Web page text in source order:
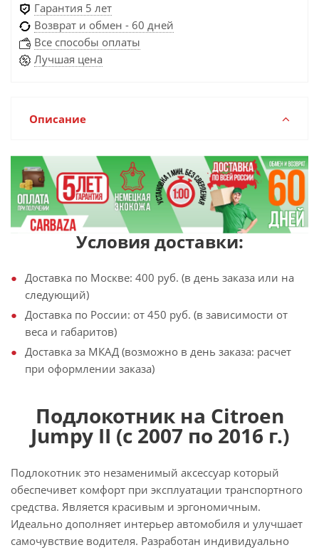
Гарантия 5 лет
Возврат и обмен - 60 дней
Все способы оплаты
Лучшая цена
Описание
Условия доставки:
Доставка по Москве: 400 руб. (в день заказа или на
следующий)
Доставка по России: от 450 руб. (в зависимости от
веса и габаритов)
Доставка за МКАД (возможно в день заказа: расчет
при оформлении заказа)
Подлокотник на Citroen
Jumpy II (с 2007 по 2016 г.)
Подлокотник это незаменимый аксессуар который
обеспечивет комфорт при эксплуатации транспортного
средства. Является красивым и эргономичным.
Идеально дополняет интерьер автомобиля и улучшает
самочувствие водителя. Разработан индивидуально